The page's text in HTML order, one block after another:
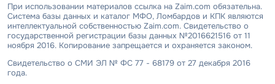
При использовании материалов ссылка на Zaim.com обязательна.
Система базы данных и каталог МФО, Ломбардов и КПК являются
интеллектуальной собственностью Zaim.com. Свидетельство о
государственной регистрации базы данных №2016621516 от 11
ноября 2016. Копирование запрещается и охраняется законом.
Свидетельство о СМИ ЭЛ № ФС 77 - 68179 от 27 декабря 2016
года.